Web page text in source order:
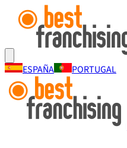
ESPAÑA PORTUGAL